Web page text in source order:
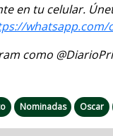
en tu celular.
whatsapp.com/
como
Nominadas Oscar